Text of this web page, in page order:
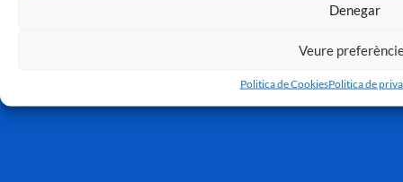
Denegar
Veure
Politica de CookiesPolitica de